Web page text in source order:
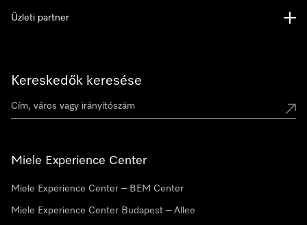
Kereskedők keresése
Miele Experience Center
Miele Experience Center – BEM Center
Miele Experience Center Budapest – Allee
Üzleti partner